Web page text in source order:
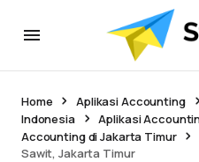
Home Aplikasi Accounting
Indonesia
Aplikasi
Accounting di Jakarta Timur
Sawit, Jakarta Timur